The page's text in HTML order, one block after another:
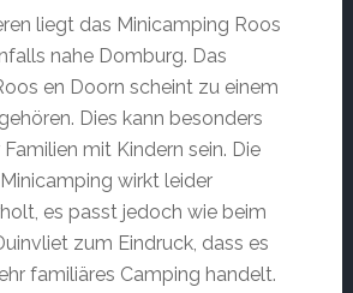
liegt das Minicamping Roos
nahe Domburg. Das
en Doorn scheint zu einem
Dies kann besonders
mit Kindern sein. Die
wirkt leider
es passt jedoch wie beim
zum Eindruck, dass es
familiäres Camping handelt.